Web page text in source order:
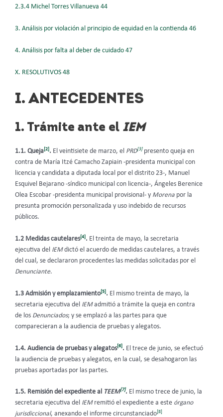
2.3.4 Michel Torres Villanueva 44
3. Análisis por violación al principio de equidad en la contienda 46
4. Análisis por falta al deber de cuidado 47
X. RESOLUTIVOS 48
I. ANTECEDENTES
1. Trámite ante el IEM
1.1. Queja[2]. El veintisiete de marzo, el PRD[3] presento queja en
contra de María Itzé Camacho Zapiain -presidenta municipal con
licencia y candidata a diputada local por el distrito 23-, Manuel
Esquivel Bejarano -síndico municipal con licencia-, Ángeles Berenice
Olea Escobar -presidenta municipal provisional- y Morena por la
presunta promoción personalizada y uso indebido de recursos
públicos.
1.2 Medidas cautelares[4]. El treinta de mayo, la secretaria
ejecutiva del IEMdictó el acuerdo de medidas cautelares, a través
del cual, se declararon procedentes las medidas solicitadas por el
Denunciante.
1.3 Admisión y emplazamiento[5]. El mismo treinta de mayo, la
secretaria ejecutiva del IEMadmitió a trámite la queja en contra
de los Denunciados; y se emplazó a las partes para que
comparecieran a la audiencia de pruebas y alegatos.
1.4. Audiencia de pruebas y alegatos[6]. El trece de junio, se efectuó
la audiencia de pruebas y alegatos, en la cual, se desahogaron las
pruebas aportadas por las partes.
1.5. Remisión del expediente al TEEM[7]. El mismo trece de junio, la
secretaria ejecutiva del IEMremitió el expediente a este órgano
jurisdiccional, anexando el informe circunstanciado[8]